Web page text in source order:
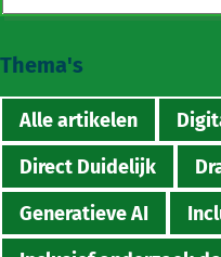
Thema's
Alle artikelen
Direct Duidelijk
Generatieve AI